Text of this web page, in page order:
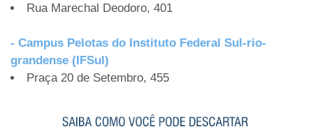
Rua Marechal Deodoro, 401
- Campus Pelotas do Instituto Federal Sul-rio-
grandense (IFSul)
Praça 20 de Setembro, 455